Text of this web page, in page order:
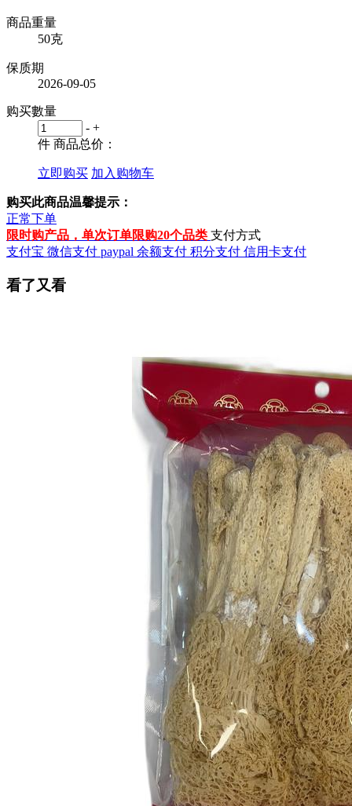
商品重量
50克
保质期
2026-09-05
购买數量
- +
件 商品总价：
立即购买 加入购物车
购买此商品温馨提示：
正常下单
限时购产品，单次订单限购20个品类 支付方式
支付宝 微信支付 paypal 余额支付 积分支付 信用卡支付
看了又看